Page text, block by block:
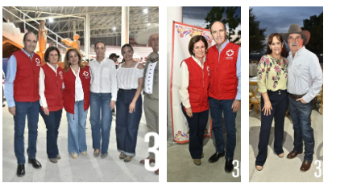
Foto:
Alejandro
Rodríguez
Foto:
Alejandro
Rodríguez
Foto: Alejandro
Rodríguez